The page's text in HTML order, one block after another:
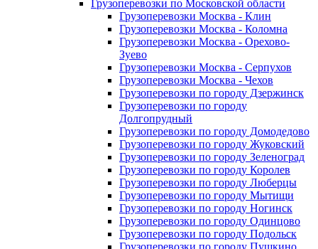
Грузоперевозки по Московской области
Грузоперевозки Москва - Клин
Грузоперевозки Москва - Коломна
Грузоперевозки Москва - Орехово-
Зуево
Грузоперевозки Москва - Серпухов
Грузоперевозки Москва - Чехов
Грузоперевозки по городу Дзержинск
Грузоперевозки по городу
Долгопрудный
Грузоперевозки по городу Домодедово
Грузоперевозки по городу Жуковский
Грузоперевозки по городу Зеленоград
Грузоперевозки по городу Королев
Грузоперевозки по городу Люберцы
Грузоперевозки по городу Мытищи
Грузоперевозки по городу Ногинск
Грузоперевозки по городу Одинцово
Грузоперевозки по городу Подольск
Грузоперевозки по городу Пушкино